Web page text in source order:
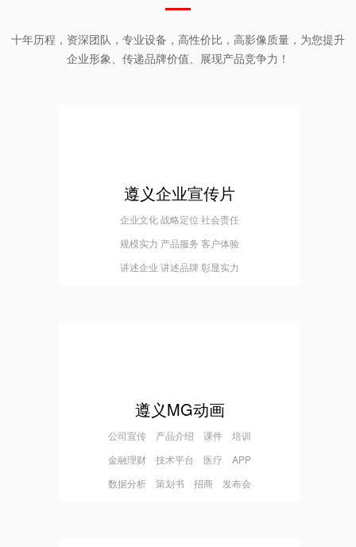
十年历程，资深团队，专业设备，高性价比，高影像质量，为您提升
企业形象、传递品牌价值、展现产品竞争力！
遵义企业宣传片
企业文化 战略定位 社会责任
规模实力 产品服务 客户体验
讲述企业 讲述品牌 彰显实力
遵义MG动画
公司宣传 产品介绍 课件 培训
金融理财 技术平台 医疗 APP
数据分析 策划书 招商 发布会